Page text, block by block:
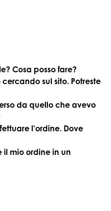
Cosa posso fare?
sul sito. Potreste
da quello che avevo
l'ordine. Dove
il mio ordine in un